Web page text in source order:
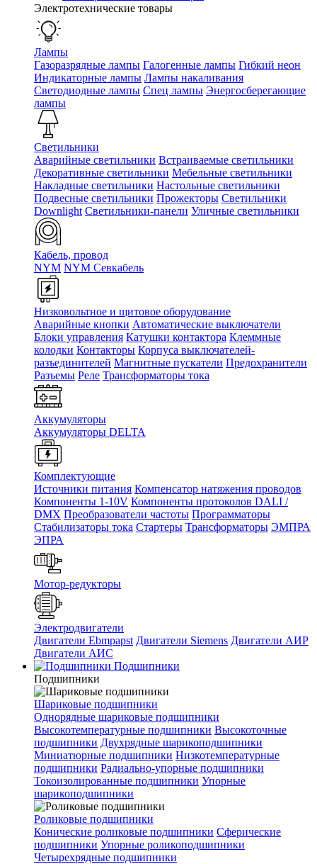
Электротехнические товары
Лампы
Газоразрядные лампы Галогенные лампы Гибкий неон
Индикаторные лампы Лампы накаливания
Светодиодные лампы Спец лампы Энергосберегающие
лампы
Светильники
Аварийные светильники Встраиваемые светильники
Декоративные светильники Мебельные светильники
Накладные светильники Настольные светильники
Подвесные светильники Прожекторы Светильники
Downlight Светильники-панели Уличные светильники
Кабель, провод
NYM NYM Севкабель
Низковольтное и щитовое оборудование
Аварийные кнопки Автоматические выключатели
Блоки управления Катушки контактора Клеммные
колодки Контакторы Корпуса выключателей-
разъединителей Магнитные пускатели Предохранители
Разъемы Реле Трансформаторы тока
Аккумуляторы
Аккумуляторы DELTA
Комплектующие
Источники питания Компенсатор натяжения проводов
Компоненты 1-10V Компоненты протоколов DALI /
DMX Преобразователи частоты Программаторы
Стабилизаторы тока Стартеры Трансформаторы ЭМПРА
ЭПРА
Мотор-редукторы
Электродвигатели
Двигатели Ebmpapst Двигатели Siemens Двигатели АИР
Двигатели АИС
Подшипники
Подшипники
Шариковые подшипники
Однорядные шариковые подшипники
Высокотемпературные подшипники Высокоточные
подшипники Двухрядные шарикоподшипники
Миниатюрные подшипники Низкотемпературные
подшипники Радиально-упорные подшипники
Токоизолированные подшипники Упорные
шарикоподшипники
Роликовые подшипники
Конические роликовые подшипники Сферические
подшипники Упорные роликоподшипники
Четырехрядные подшипники